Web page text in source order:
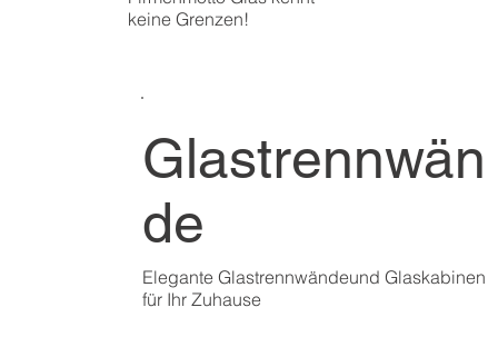
Glastrennwän
de
Elegante Glastrennwände​​und Glaskabinen
für Ihr Zuhause
keine Grenzen!